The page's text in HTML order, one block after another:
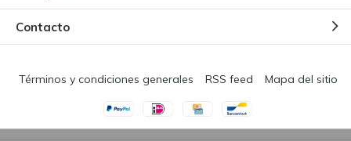
Contacto
Términos y condiciones generales RSS feed Mapa del sitio